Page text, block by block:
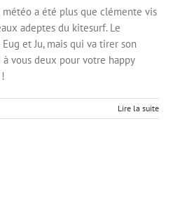
a été plus que clémente vis
adeptes du kitesurf. Le
et Ju, mais qui va tirer son
vous deux pour votre happy
Lire la suite